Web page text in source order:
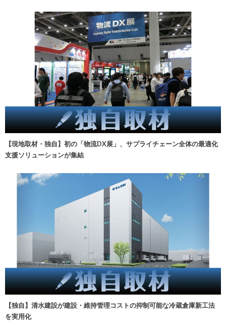
【現地取材・独自】初の「物流DX展」、サプライチェーン全体の最適化
支援ソリューションが集結
【独自】清水建設が建設・維持管理コストの抑制可能な冷蔵倉庫新工法
を実用化